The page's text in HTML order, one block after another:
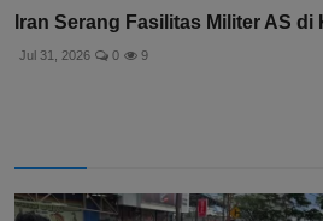
Iran Serang Fasilitas Militer AS
Jul 31, 2026 0 9